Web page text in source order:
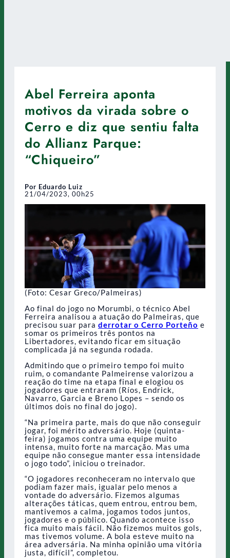
Abel Ferreira aponta
motivos da virada sobre o
Cerro e diz que sentiu falta
do Allianz Parque:
“Chiqueiro”
Por Eduardo Luiz
21/04/2023, 00h25
(Foto: Cesar Greco/Palmeiras)
Ao final do jogo no Morumbi, o técnico Abel
Ferreira analisou a atuação do Palmeiras, que
precisou suar para derrotar o Cerro Porteño e
somar os primeiros três pontos na
Libertadores, evitando ficar em situação
complicada já na segunda rodada.
Admitindo que o primeiro tempo foi muito
ruim, o comandante Palmeirense valorizou a
reação do time na etapa final e elogiou os
jogadores que entraram (Ríos, Endrick,
Navarro, Garcia e Breno Lopes – sendo os
últimos dois no final do jogo).
“Na primeira parte, mais do que não conseguir
jogar, foi mérito adversário. Hoje (quinta-
feira) jogamos contra uma equipe muito
intensa, muito forte na marcação. Mas uma
equipe não consegue manter essa intensidade
o jogo todo”, iniciou o treinador.
“O jogadores reconheceram no intervalo que
podiam fazer mais, igualar pelo menos a
vontade do adversário. Fizemos algumas
alterações táticas, quem entrou, entrou bem,
mantivemos a calma, jogamos todos juntos,
jogadores e o público. Quando acontece isso
fica muito mais fácil. Não fizemos muitos gols,
mas tivemos volume. A bola esteve muito na
área adversária. Na minha opinião uma vitória
justa, difícil”, completou.